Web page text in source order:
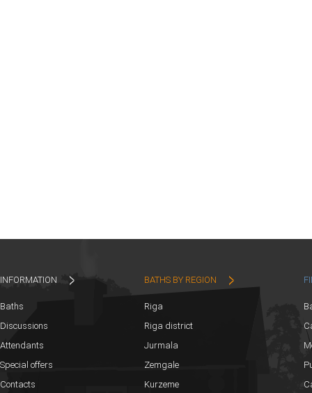
INFORMATION
Baths
Discussions
Attendants
Special offers
Contacts
BATHS BY REGION
Riga
Riga district
Jurmala
Zemgale
Kurzeme